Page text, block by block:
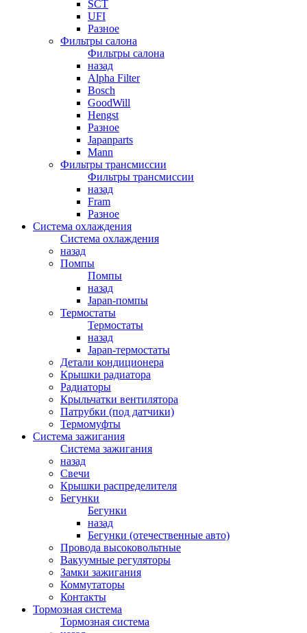
SCT
UFI
Разное
Фильтры салона
Фильтры салона
назад
Alpha Filter
Bosch
GoodWill
Hengst
Разное
Japanparts
Mann
Фильтры трансмиссии
Фильтры трансмиссии
назад
Fram
Разное
Система охлаждения
Система охлаждения
назад
Помпы
Помпы
назад
Japan-помпы
Термостаты
Термостаты
назад
Japan-термостаты
Детали кондиционера
Крышки радиатора
Радиаторы
Крыльчатки вентилятора
Патрубки (под датчики)
Термомуфты
Система зажигания
Система зажигания
назад
Свечи
Крышки распределителя
Бегунки
Бегунки
назад
Бегунки (отечественные авто)
Провода высоковольтные
Вакуумные регуляторы
Замки зажигания
Коммутаторы
Контакты
Тормозная система
Тормозная система